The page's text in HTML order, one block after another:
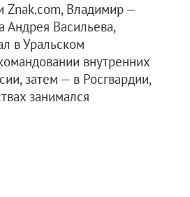
Владимир —
Андрея Васильева,
в Уральском
внутренних
затем — в Росгвардии,
занимался